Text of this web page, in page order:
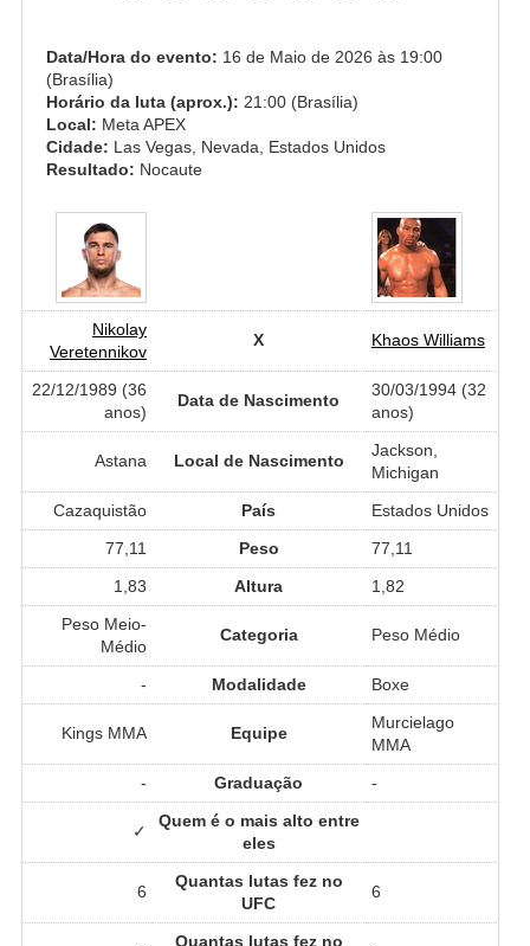
Data/Hora do evento: 16 de Maio de 2026 às 19:00
(Brasília)
Horário da luta (aprox.): 21:00 (Brasília)
Local: Meta APEX
Cidade: Las Vegas, Nevada, Estados Unidos
Resultado: Nocaute
Nikolay
Veretennikov
X Khaos Williams
22/12/1989 (36
anos)
Data de Nascimento
30/03/1994 (32
anos)
Astana Local de Nascimento
Jackson,
Michigan
Cazaquistão
País
Estados Unidos
77,11
Peso
77,11
1,83
Altura
1,82
Peso Meio-
Médio
Categoria Peso Médio
- Modalidade Boxe
Kings MMA Equipe
Murcielago
MMA
-
Graduação -
✓
Quem é o mais alto entre
eles
6
Quantas lutas fez no
UFC
6
Quantas lutas fez no